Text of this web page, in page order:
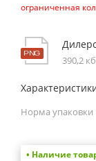
ограниченная
390,2 кб
Норма упаковки
• Наличие